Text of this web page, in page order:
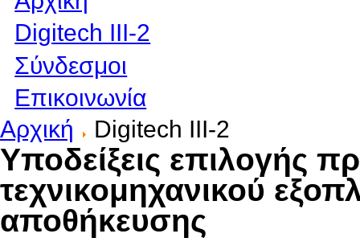
Digitech III-2
Σύνδεσμοι
Επικοινωνία
Αρχική
Digitech III-2
Υποδείξεις επιλογής
τεχνικομηχανικού
αποθήκευσης